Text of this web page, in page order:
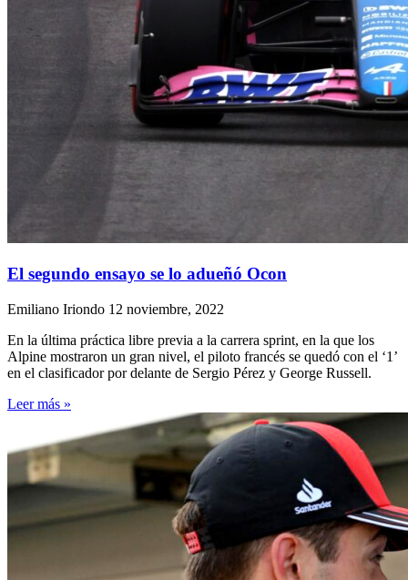
El segundo ensayo se lo adueñó Ocon
Emiliano Iriondo 12 noviembre, 2022
En la última práctica libre previa a la carrera sprint, en la que los
Alpine mostraron un gran nivel, el piloto francés se quedó con el ‘1’
en el clasificador por delante de Sergio Pérez y George Russell.
Leer más »